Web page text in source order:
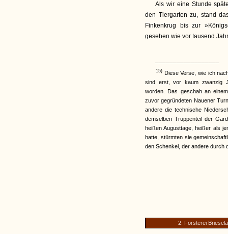
Als wir eine Stunde
den Tiergarten zu, stand
Finkenkrug bis zur
gesehen wie vor tausend
15) Diese Verse, wie ich
sind erst, vor kaum zwanzig
worden. Das geschah an
zuvor gegründeten Nauener
andere die technische
demselben Truppenteil der
heißen Augusttage, heißer als
hatte, stürmten sie
den Schenkel, der andere durch
2. Försterei